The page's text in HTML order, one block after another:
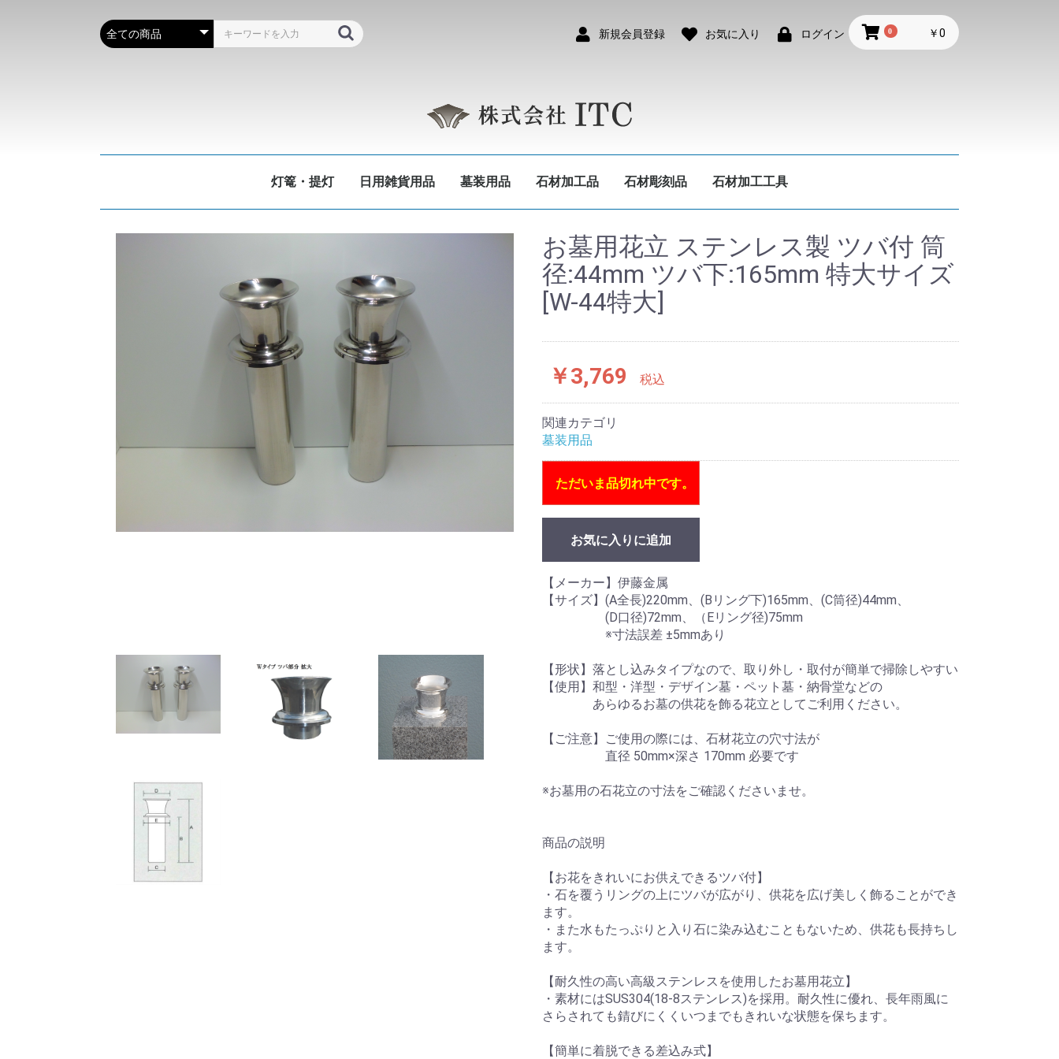
新規会員登録 お気に入り ログイン 0 ￥0
灯篭・提灯 日用雑貨用品 墓装用品 石材加工品 石材彫刻品 石材加工工具
お墓用花立 ステンレス製 ツバ付 筒
径:44mm ツバ下:165mm 特大サイズ
[W-44特大]
￥3,769 税込
関連カテゴリ
墓装用品
ただいま品切れ中です。
お気に入りに追加
【メーカー】伊藤金属
【サイズ】(A全長)220mm、(Bリング下)165mm、(C筒径)44mm、
(D口径)72mm、（Eリング径)75mm
※寸法誤差 ±5mmあり
【形状】落とし込みタイプなので、取り外し・取付が簡単で掃除しやすい
【使用】和型・洋型・デザイン墓・ペット墓・納骨堂などの
あらゆるお墓の供花を飾る花立としてご利用ください。
【ご注意】ご使用の際には、石材花立の穴寸法が
直径 50mm×深さ 170mm 必要です
※お墓用の石花立の寸法をご確認くださいませ。
商品の説明
【お花をきれいにお供えできるツバ付】
・石を覆うリングの上にツバが広がり、供花を広げ美しく飾ることができ
ます。
・また水もたっぷりと入り石に染み込むこともないため、供花も長持ちし
ます。
【耐久性の高い高級ステンレスを使用したお墓用花立】
・素材にはSUS304(18-8ステンレス)を採用。耐久性に優れ、長年雨風に
さらされても錆びにくくいつまでもきれいな状態を保ちます。
【簡単に着脱できる差込み式】